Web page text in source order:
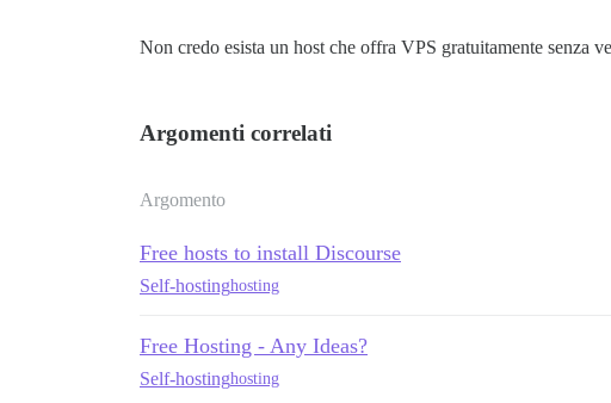
Non credo esista un host che offra VPS gratuitamente senza
Argomenti correlati
Argomento
Free hosts to install Discourse
Self-hostinghosting
Free Hosting - Any Ideas?
Self-hostinghosting